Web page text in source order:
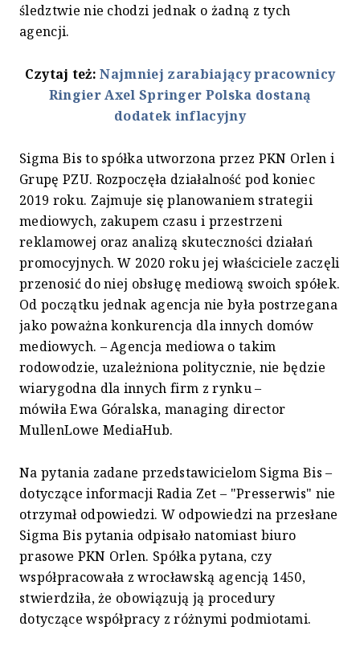
śledztwie nie chodzi jednak o żadną z tych
agencji.
Czytaj też:Najmniej zarabiający pracownicy
Ringier Axel Springer Polska dostaną
dodatek inflacyjny
Sigma Bis to spółka utworzona przez PKN Orlen i
Grupę PZU. Rozpoczęła działalność pod koniec
2019 roku. Zajmuje się planowaniem strategii
mediowych, zakupem czasu i przestrzeni
reklamowej oraz analizą skuteczności działań
promocyjnych. W 2020 roku jej właściciele zaczęli
przenosić do niej obsługę mediową swoich spółek.
Od początku jednak agencja nie była postrzegana
jako poważna konkurencja dla innych domów
mediowych. – Agencja mediowa o takim
rodowodzie, uzależniona politycznie, nie będzie
wiarygodna dla innych firm z rynku –
mówiła Ewa Góralska, managing director
MullenLowe MediaHub.
Na pytania zadane przedstawicielom Sigma Bis –
dotyczące informacji Radia Zet – "Presserwis" nie
otrzymał odpowiedzi. W odpowiedzi na przesłane
Sigma Bis pytania odpisało natomiast biuro
prasowe PKN Orlen. Spółka pytana, czy
współpracowała z wrocławską agencją 1450,
stwierdziła, że obowiązują ją procedury
dotyczące współpracy z różnymi podmiotami.